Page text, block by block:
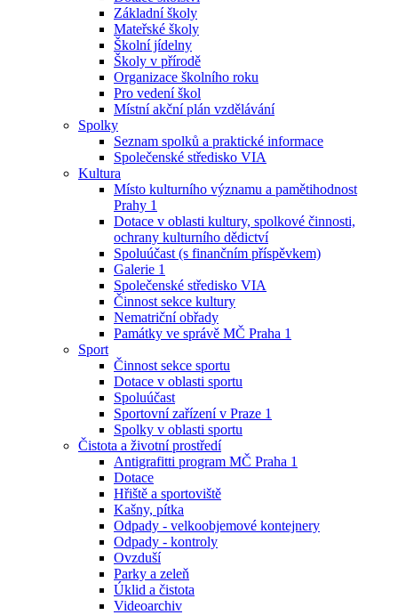
Základní školy
Mateřské školy
Školní jídelny
Školy v přírodě
Organizace školního roku
Pro vedení škol
Místní akční plán vzdělávání
Spolky
Seznam spolků a praktické informace
Společenské středisko VIA
Kultura
Místo kulturního významu a pamětihodnost
Prahy 1
Dotace v oblasti kultury, spolkové činnosti,
ochrany kulturního dědictví
Spoluúčast (s finančním příspěvkem)
Galerie 1
Společenské středisko VIA
Činnost sekce kultury
Nematriční obřady
Památky ve správě MČ Praha 1
Sport
Činnost sekce sportu
Dotace v oblasti sportu
Spoluúčast
Sportovní zařízení v Praze 1
Spolky v oblasti sportu
Čistota a životní prostředí
Antigrafitti program MČ Praha 1
Dotace
Hřiště a sportoviště
Kašny, pítka
Odpady - velkoobjemové kontejnery
Odpady - kontroly
Ovzduší
Parky a zeleň
Úklid a čistota
Videoarchiv